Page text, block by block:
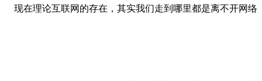
现在理论互联网的存在，其实我们走到哪里都是离不开网络